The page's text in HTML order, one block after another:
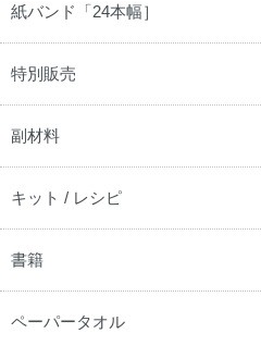
紙バンド「24本幅］
特別販売
副材料
キット / レシピ
書籍
ペーパータオル